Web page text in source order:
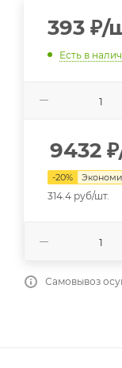
393 ₽/
Есть в
9432 ₽
-20%
314.4 руб/шт.
Самовывоз